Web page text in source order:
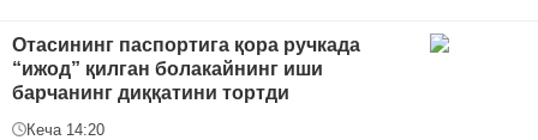
Отасининг паспортига қора ручкада
“ижод” қилган болакайнинг иши
барчанинг диққатини тортди
Кеча 14:20